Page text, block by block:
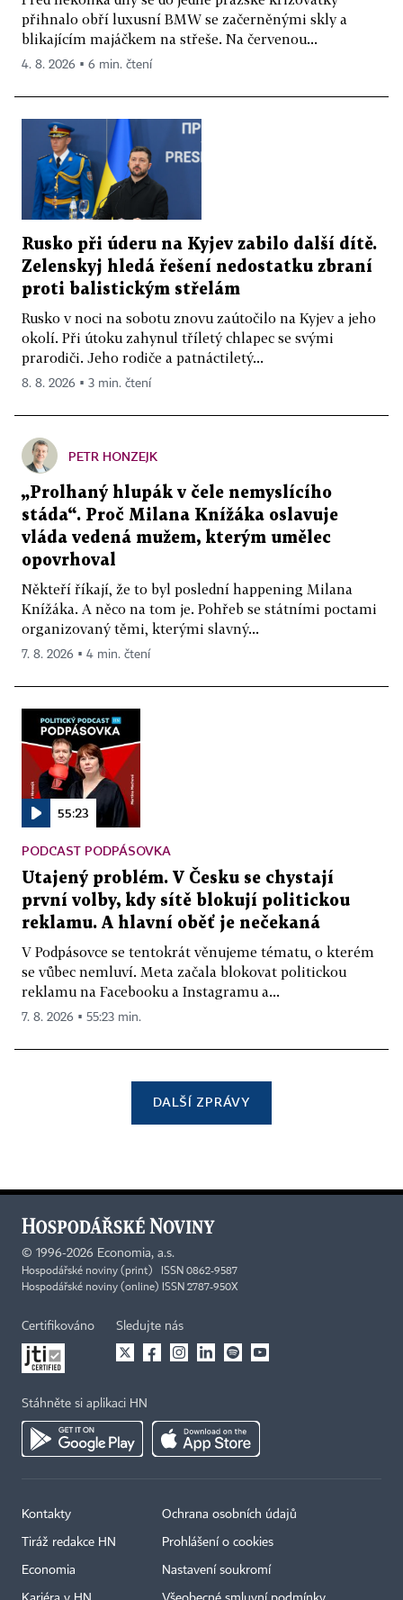
přihnalo obří luxusní BMW se začerněnými skly a
blikajícím majáčkem na střeše. Na červenou...
4. 8. 2026 ▪ 6 min. čtení
Rusko při úderu na Kyjev zabilo další dítě.
Zelenskyj hledá řešení nedostatku zbraní
proti balistickým střelám
Rusko v noci na sobotu znovu zaútočilo na Kyjev a jeho
okolí. Při útoku zahynul tříletý chlapec se svými
prarodiči. Jeho rodiče a patnáctiletý...
8. 8. 2026 ▪ 3 min. čtení
PETR HONZEJK
„Prolhaný hlupák v čele nemyslícího
stáda“. Proč Milana Knížáka oslavuje
vláda vedená mužem, kterým umělec
opovrhoval
Někteří říkají, že to byl poslední happening Milana
Knížáka. A něco na tom je. Pohřeb se státními poctami
organizovaný těmi, kterými slavný...
7. 8. 2026 ▪ 4 min. čtení
55:23
PODCAST PODPÁSOVKA
Utajený problém. V Česku se chystají
první volby, kdy sítě blokují politickou
reklamu. A hlavní oběť je nečekaná
V Podpásovce se tentokrát věnujeme tématu, o kterém
se vůbec nemluví. Meta začala blokovat politickou
reklamu na Facebooku a Instagramu a...
7. 8. 2026 ▪ 55:23 min.
DALŠÍ ZPRÁVY
© 1996-2026 Economia, a.s.
Hospodářské noviny (print) ISSN 0862-9587
Hospodářské noviny (online) ISSN 2787-950X
Certifikováno Sledujte nás
Stáhněte si aplikaci HN
Kontakty
Tiráž redakce HN
Economia
Ochrana osobních údajů
Prohlášení o cookies
Nastavení soukromí